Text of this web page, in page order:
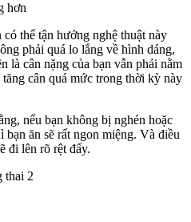
hơn
thể tận hưởng nghệ thuật này
phải quá lo lắng về hình dáng,
là cân nặng của bạn vẫn phải nằm
cân quá mức trong thời kỳ này
nếu bạn không bị nghén hoặc
bạn ăn sẽ rất ngon miệng. Và điều
đi lên rõ rệt đấy.